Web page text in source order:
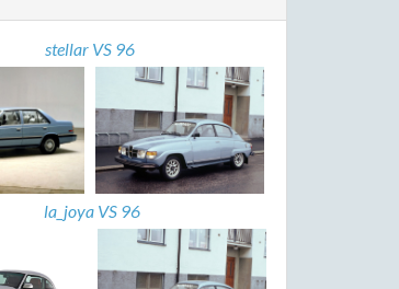
stellar VS 96
la_joya VS 96